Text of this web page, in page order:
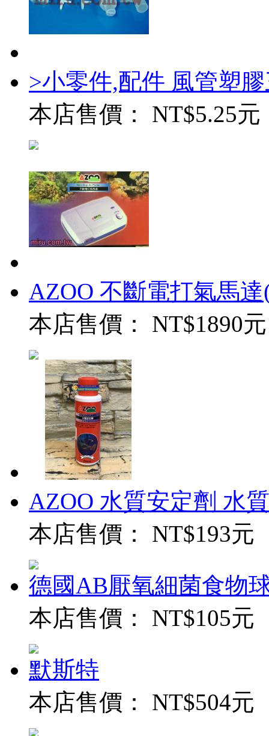
>小零件,配件 風管塑
本店售價： NT$5.25元
AZOO 不斷電打氣馬
本店售價： NT$1890元
AZOO 水質安定劑 水
本店售價： NT$193元
德國AB厭氧細菌食物
本店售價： NT$105元
默斯特
本店售價： NT$504元